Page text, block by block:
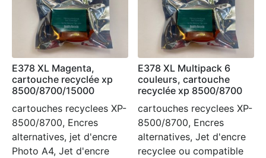
E378 XL Magenta,
cartouche recyclée xp
8500/8700/15000
cartouches recyclees XP-
8500/8700, Encres
alternatives, jet d'encre
Photo A4, Jet d'encre
E378 XL Multipack 6
couleurs, cartouche
recyclée xp 8500/8700
cartouches recyclees XP-
8500/8700, Encres
alternatives, Jet d'encre
recyclee ou compatible